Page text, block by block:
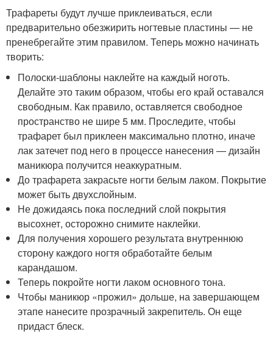
Трафареты будут лучше приклеиваться, если
предварительно обезжирить ногтевые пластины — не
пренебрегайте этим правилом. Теперь можно начинать
творить:
Полоски-шаблоны наклейте на каждый ноготь.
Делайте это таким образом, чтобы его край оставался
свободным. Как правило, оставляется свободное
пространство не шире 5 мм. Проследите, чтобы
трафарет был приклеен максимально плотно, иначе
лак затечет под него в процессе нанесения — дизайн
маникюра получится неаккуратным.
До трафарета закрасьте ногти белым лаком. Покрытие
может быть двухслойным.
Не дожидаясь пока последний слой покрытия
высохнет, осторожно снимите наклейки.
Для получения хорошего результата внутреннюю
сторону каждого ногтя обработайте белым
карандашом.
Теперь покройте ногти лаком основного тона.
Чтобы маникюр «прожил» дольше, на завершающем
этапе нанесите прозрачный закрепитель. Он еще
придаст блеск.